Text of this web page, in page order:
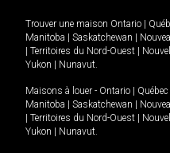
Trouver une maison Ontario
Manitoba
Saskatchewan
Territoires du Nord-Ouest
Yukon
Nunavut.
Maisons à louer - Ontario Québec
Manitoba
Saskatchewan
Territoires du Nord-Ouest
Yukon
Nunavut.